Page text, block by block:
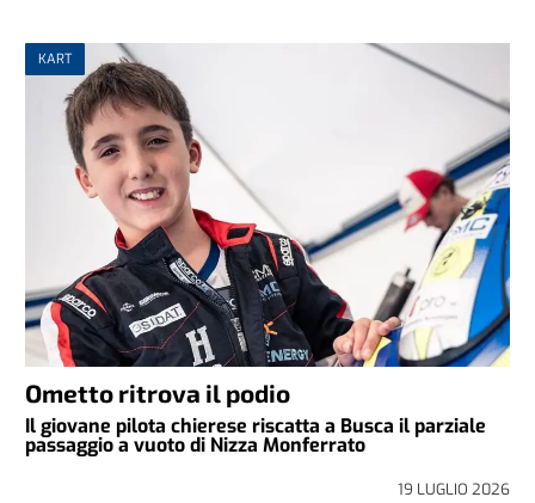
KART
Ometto ritrova il podio
Il giovane pilota chierese riscatta a Busca il parziale
passaggio a vuoto di Nizza Monferrato
19 LUGLIO 2026